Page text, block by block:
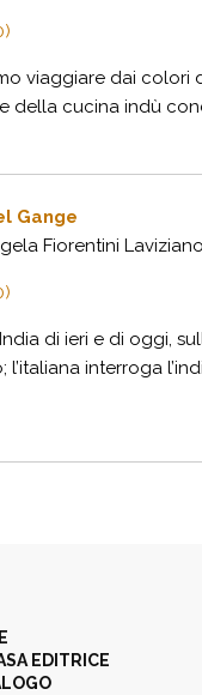
viaggiare dai colori
della cucina indù
Gange
Fiorentini Laviziano
di ieri e di oggi,
l’italiana interroga
EDITRICE